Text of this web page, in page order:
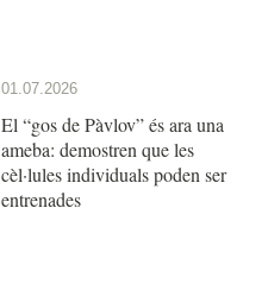
01.07.2026
El “gos de Pàvlov” és ara una
ameba: demostren que les
cèl·lules individuals poden ser
entrenades